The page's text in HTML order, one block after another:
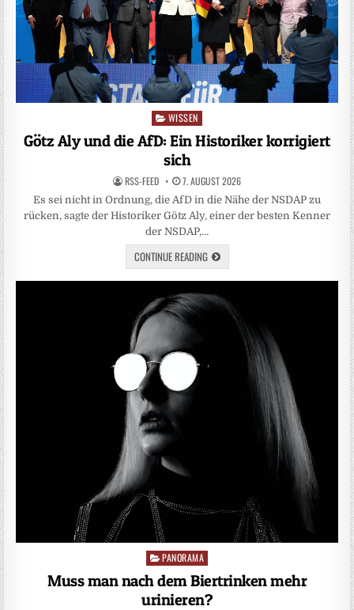
Posted
in
WISSEN
Götz Aly und die AfD: Ein Historiker korrigiert
sich
RSS-FEED 7. AUGUST 2026
Es sei nicht in Ordnung, die AfD in die Nähe der NSDAP zu
rücken, sagte der Historiker Götz Aly, einer der besten Kenner
der NSDAP,…
CONTINUE READING
Posted
in
PANORAMA
Muss man nach dem Biertrinken mehr
urinieren?